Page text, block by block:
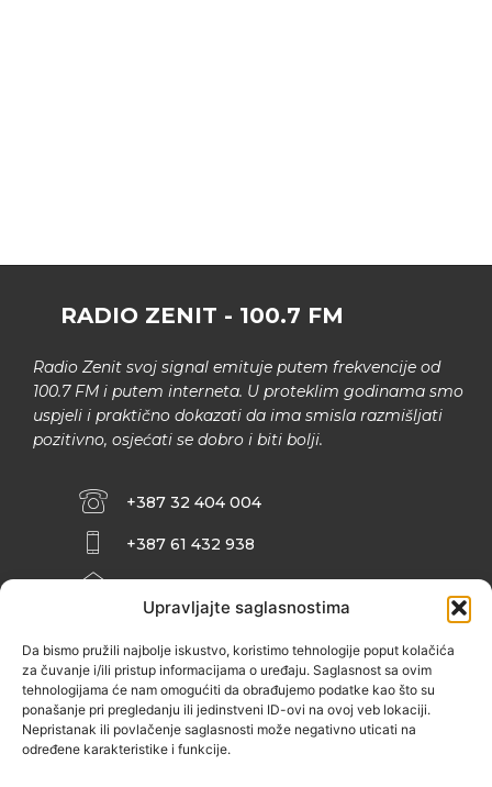
Upravljajte saglasnostima
Da bismo pružili najbolje iskustvo, koristimo tehnologije poput kolačića
za čuvanje i/ili pristup informacijama o uređaju. Saglasnost sa ovim
tehnologijama će nam omogućiti da obrađujemo podatke kao što su
ponašanje pri pregledanju ili jedinstveni ID-ovi na ovoj veb lokaciji.
Nepristanak ili povlačenje saglasnosti može negativno uticati na
određene karakteristike i funkcije.
RADIO ZENIT - 100.7 FM
Radio Zenit svoj signal emituje putem frekvencije od
100.7 FM i putem interneta. U proteklim godinama smo
uspjeli i praktično dokazati da ima smisla razmišljati
pozitivno, osjećati se dobro i biti bolji.
+387 32 404 004
+387 61 432 938
INFO@ZENIT.BA
ZENIČANKA, 3. SPRAT), 72000 ZENICA